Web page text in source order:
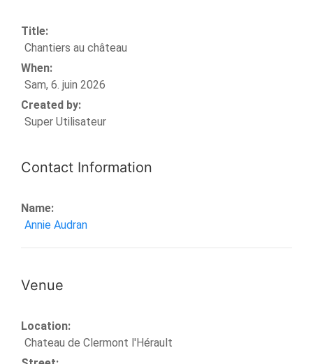
Title:
Chantiers au château
When:
Sam, 6. juin 2026
Created by:
Super Utilisateur
Contact Information
Name:
Annie Audran
Venue
Location:
Chateau de Clermont l'Hérault